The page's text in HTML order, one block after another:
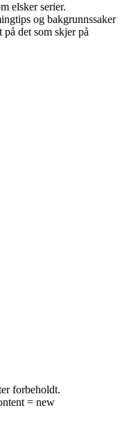
elsker serier.
og bakgrunnssaker
det som skjer på
forbeholdt.
= new